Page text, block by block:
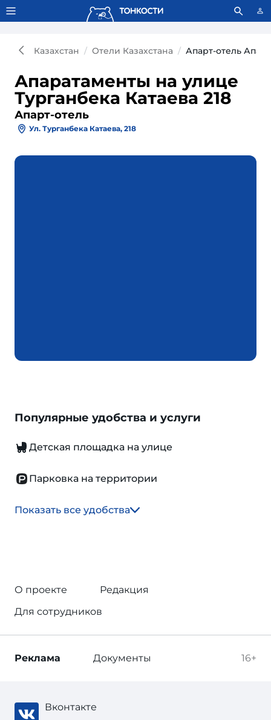
Тонкости используют сookie-файлы. Что это значит?
Казахстан Отели Казахстана Апарт-отель
Апаратаменты на улице
Турганбека Катаева 218
Апарт-отель
Ул. Турганбека Катаева, 218
Популярные удобства и услуги
Детская площадка на улице
Парковка на территории
Показать все удобства
О проекте
Редакция
Для сотрудников
16+
Реклама Документы
Вконтакте